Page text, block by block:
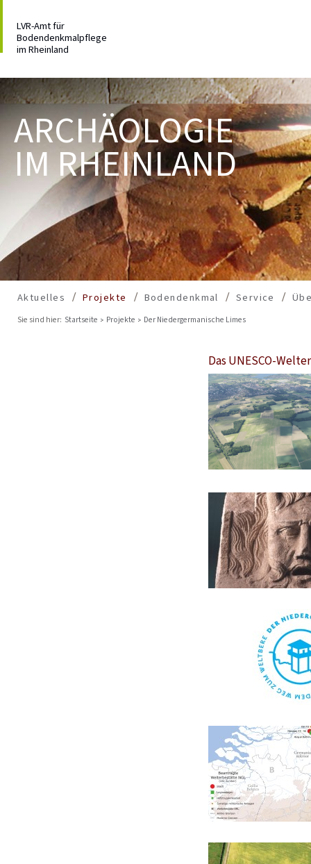
LVR-Amt für
Bodendenkmalpflege
im Rheinland
ARCHÄOLOGIE
IM RHEINLAND
Aktuelles Projekte Bodendenkmal Service
Sie sind hier: Startseite Projekte Der Niedergermanische Limes
Das UNESCO-